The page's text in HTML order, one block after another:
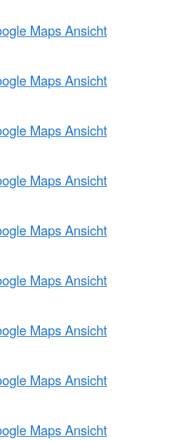
Maps Ansicht
Maps Ansicht
Maps Ansicht
Maps Ansicht
Maps Ansicht
Maps Ansicht
Maps Ansicht
Maps Ansicht
Maps Ansicht